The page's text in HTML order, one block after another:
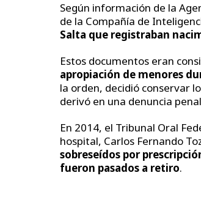
Según información de la
de la Compañía de
Salta que registraban
Estos documentos eran
apropiación de menores
la orden, decidió conservar
derivó en una denuncia
En 2014, el Tribunal Oral
hospital, Carlos Fernando
sobreseídos por
fueron pasados a retiro.